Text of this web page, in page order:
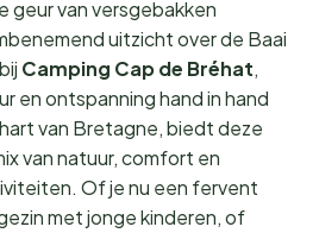
geur van versgebakken
uitzicht over de Baai
Camping Cap de Bréhat,
en ontspanning hand in hand
van Bretagne, biedt deze
van natuur, comfort en
Of je nu een fervent
met jonge kinderen, of